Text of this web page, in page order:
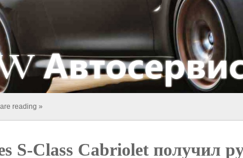
reading »
S-Class Cabriolet получил